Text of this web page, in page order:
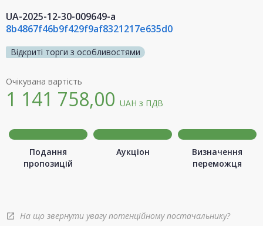
UA-2025-12-30-009649-a
8b4867f46b9f429f9af8321217e635d0
Відкриті торги з особливостями
Очікувана вартість
1 141 758,00 UAH з ПДВ
Подання
пропозицій
Аукціон
Визначення
переможця
open_in_new На що звернути увагу потенційному постачальнику?